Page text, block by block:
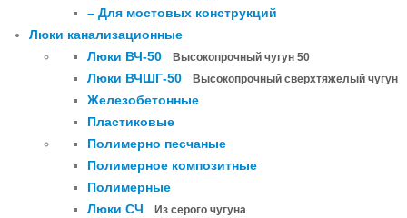
– Для мостовых конструкций
Люки канализационные
Люки ВЧ-50
Высокопрочный чугун 50
Люки ВЧШГ-50 Высокопрочный сверхтяжелый чугун
Железобетонные
Пластиковые
Полимерно песчаные
Полимерное композитные
Полимерные
Люки СЧ
Из серого чугуна